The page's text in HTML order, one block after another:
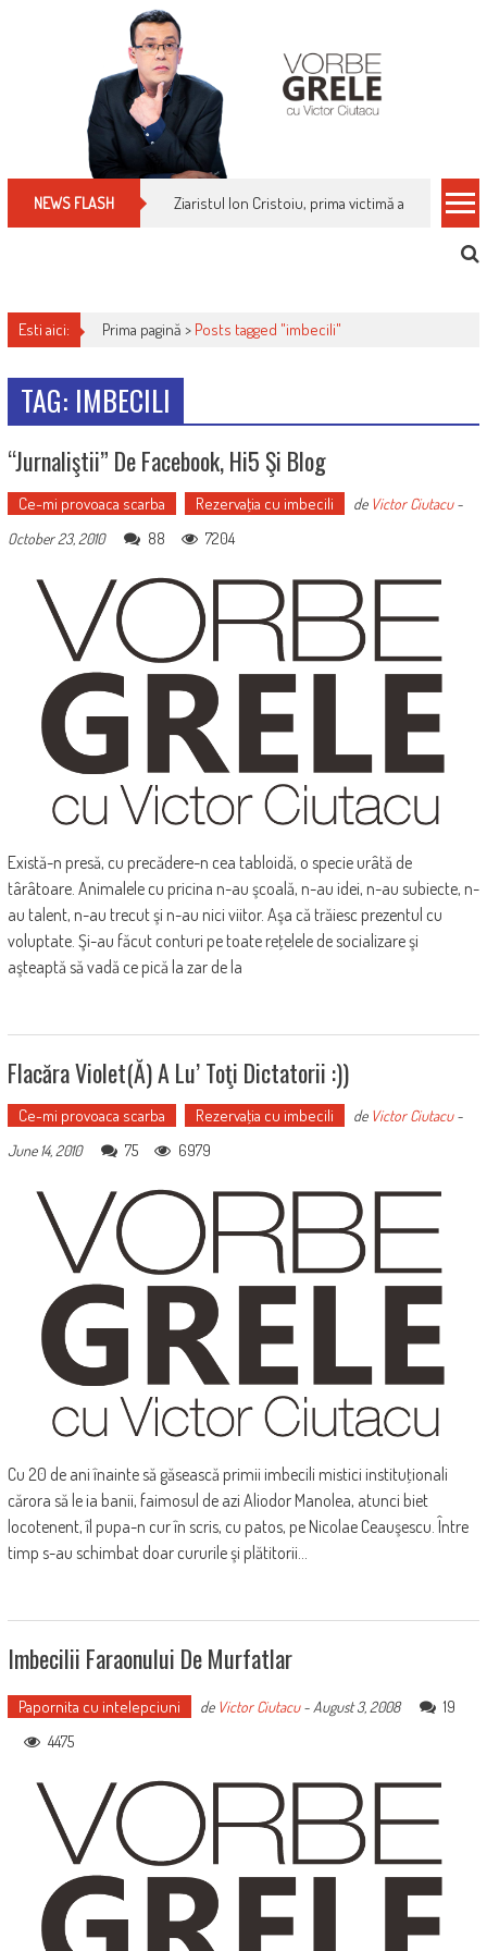
NEWS FLASH Ziaristul Ion Cristoiu, prima victimă a noi
Esti aici: Prima pagină > Posts tagged "imbecili"
TAG: IMBECILI
“Jurnaliştii” De Facebook, Hi5 Şi Blog
Ce-mi provoaca scarba Rezervaţia cu imbecili de Victor Ciutacu-
October 23, 2010
88 7204
Există-n presă, cu precădere-n cea tabloidă, o specie urâtă de
târâtoare. Animalele cu pricina n-au şcoală, n-au idei, n-au subiecte, n-
au talent, n-au trecut şi n-au nici viitor. Aşa că trăiesc prezentul cu
voluptate. Şi-au făcut conturi pe toate reţelele de socializare şi
aşteaptă să vadă ce pică la zar de la
Flacăra Violet(ă) A Lu’ Toţi Dictatorii :))
Ce-mi provoaca scarba Rezervaţia cu imbecili de Victor Ciutacu-
June 14, 2010
75 6979
Cu 20 de ani înainte să găsească primii imbecili mistici instituţionali
cărora să le ia banii, faimosul de azi Aliodor Manolea, atunci biet
locotenent, îl pupa-n cur în scris, cu patos, pe Nicolae Ceauşescu. Între
timp s-au schimbat doar cururile şi plătitorii...
Imbecilii Faraonului De Murfatlar
Papornita cu intelepciuni de Victor Ciutacu-August 3, 2008
19
4475